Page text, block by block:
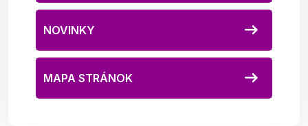
NOVINKY
MAPA STRÁNOK